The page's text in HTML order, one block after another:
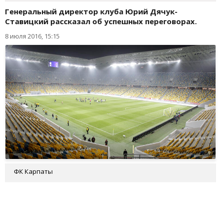
Генеральный директор клуба Юрий Дячук-
Ставицкий рассказал об успешных переговорах.
8 июля 2016, 15:15
ФК Карпаты